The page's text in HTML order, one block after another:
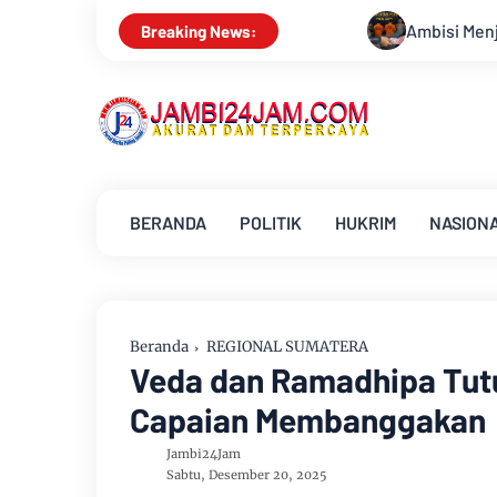
Breaking News:
Ambisi Menjadi Polisi Dimanfaatkan Oknum, Dua
BERANDA POLITIK HUKRIM
Beranda REGIONAL SUMATERA
Veda dan Ramadhipa
Capaian Membanggakan
Jambi24Jam
Sabtu, Desember 20, 2025